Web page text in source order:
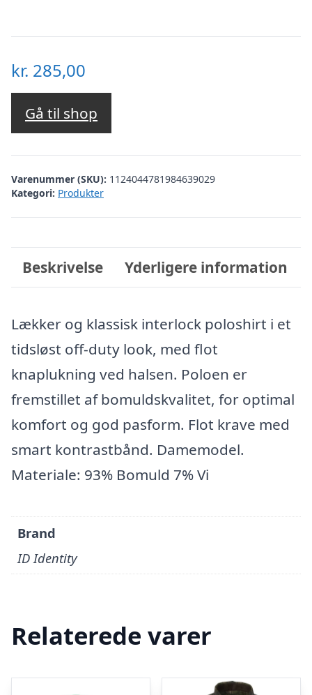
kr. 285,00
Gå til shop
Varenummer (SKU): 1124044781984639029
Kategori: Produkter
Beskrivelse Yderligere information
Lækker og klassisk interlock poloshirt i et
tidsløst off-duty look, med flot
knaplukning ved halsen. Poloen er
fremstillet af bomuldskvalitet, for optimal
komfort og god pasform. Flot krave med
smart kontrastbånd. Damemodel.
Materiale: 93% Bomuld 7% Vi
Brand
ID Identity
Relaterede varer